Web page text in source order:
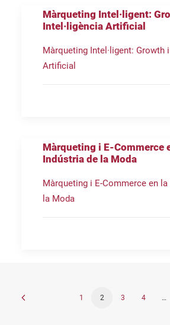
Màrqueting Intel·ligent:
Intel·ligència Artificial
Màrqueting Intel·ligent: Growth
Artificial
Màrqueting i E-Commerce
Indústria de la Moda
Màrqueting i E-Commerce en
la Moda
1 2 3 4 …